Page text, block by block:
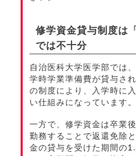
修学資金貸与制度は
では不十分
自治医科大学医学部では
学時学業準備費が貸与さ
の制度により、入学時に
い仕組みになっています。
一方で、修学資金は卒業
勤務することで返還免除
金の貸与を受けた期間の